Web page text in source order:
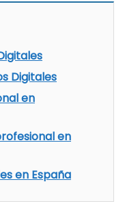
Digitales
en
en
en España